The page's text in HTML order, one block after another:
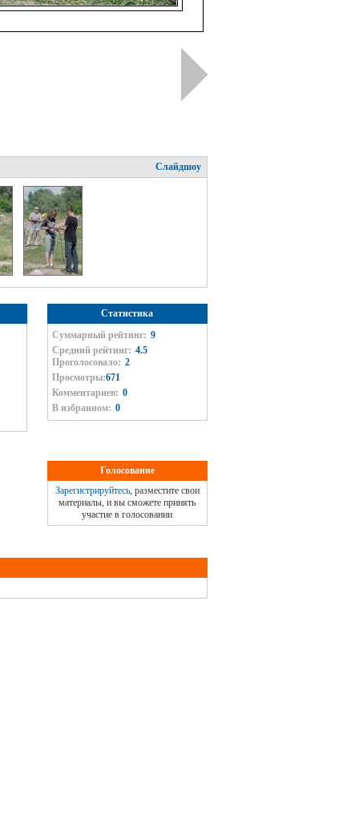
Слайдшоу
Статистика
Суммарный рейтинг: 9
Средний рейтинг: 4.5
Проголосовало: 2
Просмотры:671
Комментариев: 0
В избранном: 0
Голосование
Зарегистрируйтесь, разместите свои
материалы, и вы сможете принять
участие в голосовании